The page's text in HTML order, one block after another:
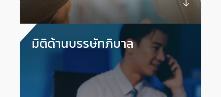
มิติด้านบรรษัทภิบาล